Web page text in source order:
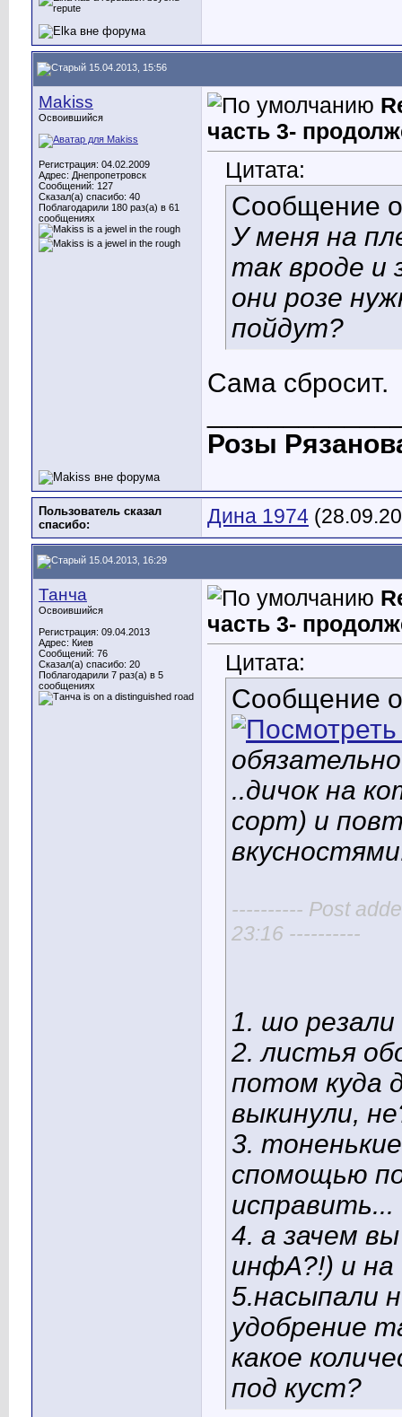
15.04.2013, 15:56
Makiss
Освоившийся
Регистрация: 04.02.2009
Адрес: Днепропетровск
Сообщений: 127
Сказал(а) спасибо: 40
Поблагодарили 180 раз(а) в 61
сообщениях
часть 3-
Цитата:
Сообщение
У меня на
так вроде и
они розе
пойдут?
Сама сбросит.
Розы
Пользователь сказал
cпасибо:
Дина 1974
15.04.2013, 16:29
Танча
Освоившийся
Регистрация: 09.04.2013
Адрес: Киев
Сообщений: 76
Сказал(а) спасибо: 20
Поблагодарили 7 раз(а) в 5
сообщениях
часть 3-
Цитата:
Сообщение
..дичок на
сорт) и
---------- Post
23:16 ----------
1. шо
2. листья
потом куда
выкинули,
3.
спомощью
исправить...
4. а зачем
инфА?!) и на
5.насыпали
удобрение
какое
под куст?